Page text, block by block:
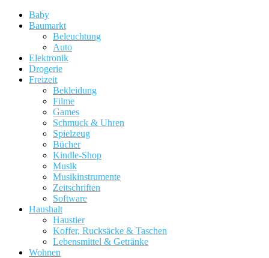
Baby
Baumarkt
Beleuchtung
Auto
Elektronik
Drogerie
Freizeit
Bekleidung
Filme
Games
Schmuck & Uhren
Spielzeug
Bücher
Kindle-Shop
Musik
Musikinstrumente
Zeitschriften
Software
Haushalt
Haustier
Koffer, Rucksäcke & Taschen
Lebensmittel & Getränke
Wohnen